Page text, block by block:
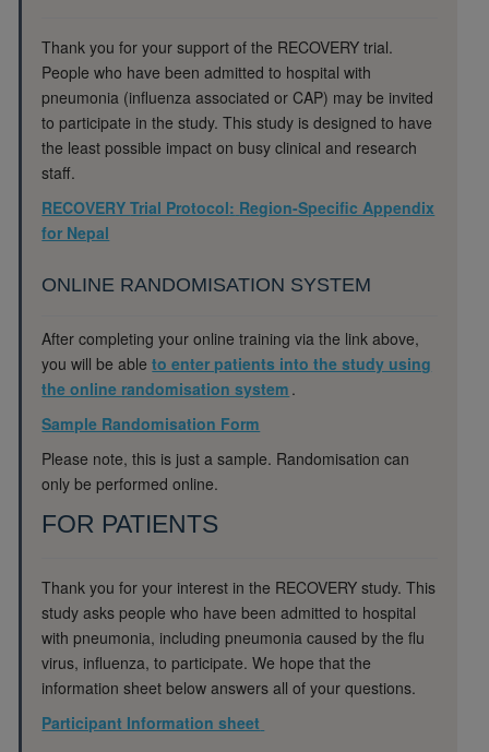
Thank you for your support of the RECOVERY trial.
People who have been admitted to hospital with
pneumonia (influenza associated or CAP) may be invited
toparticipate in the study. This study is designed to have
the least possible impact on busy clinical and research
staff.
RECOVERYTrial Protocol: Region-Specific Appendix
for Nepal
ONLINE RANDOMISATION SYSTEM
After completing your online training via the link above,
you will be ableto enter patients into the study using
the online randomisation system .
Sample Randomisation Form
Please note, this is just a sample. Randomisation can
only be performed online.
FOR PATIENTS
Thank you for your interest in the RECOVERY study. This
study asks people who have been admitted to hospital
with pneumonia, including pneumonia caused by the flu
virus, influenza, toparticipate.We hope that the
information sheet below answers all of your questions.
Participant Information sheet